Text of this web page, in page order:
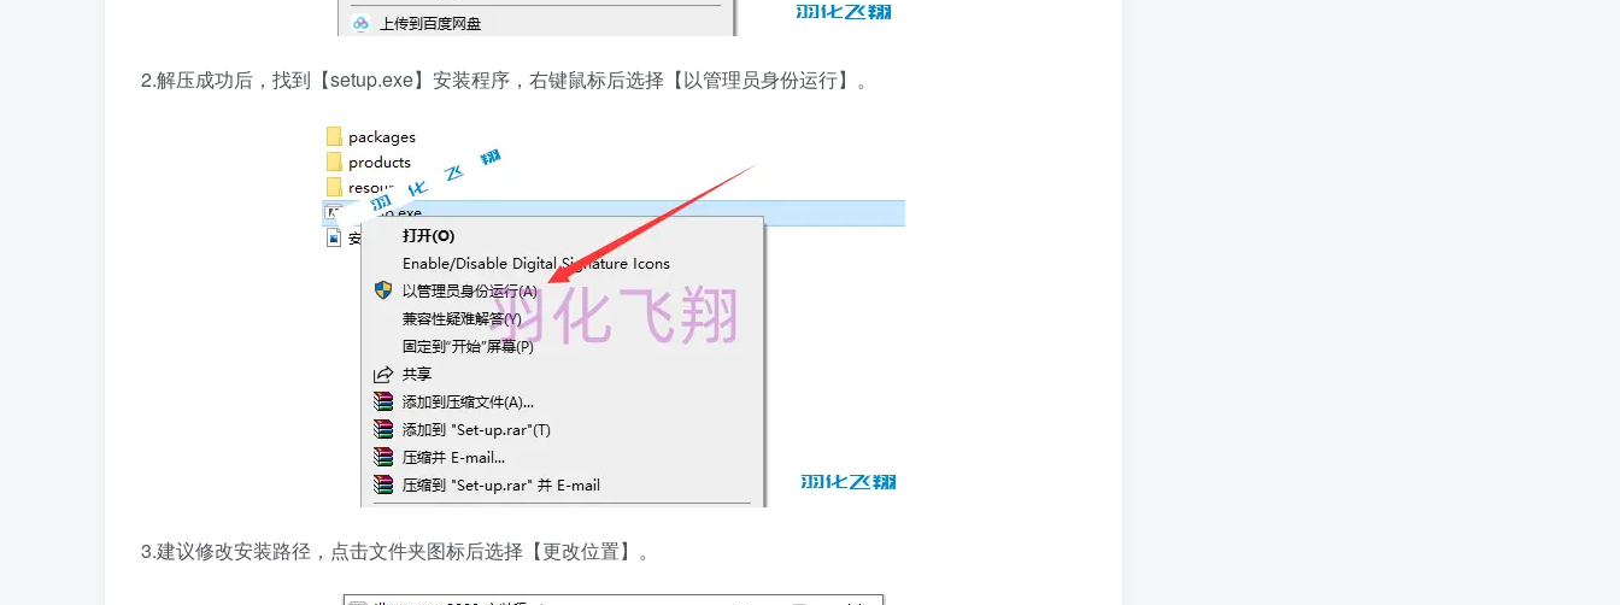
2.解压成功后，找到【setup.exe】安装程序，右键鼠标后选择【以管理员身份运行】。
3.建议修改安装路径，点击文件夹图标后选择【更改位置】。